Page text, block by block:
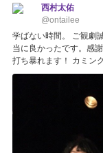
西村太佑
@ontailee
学ばない時間。 ご観劇
当に良かったです。感
打ち暴れます！ カミン